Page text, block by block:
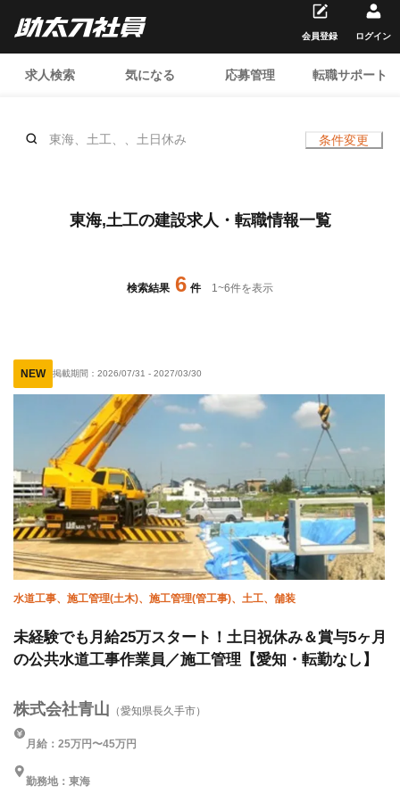
求人検索 気になる 応募管理 転職サポート
会員登録 ログイン
東海、土工、、土日休み 条件変更
東海,土工の建設求人・転職情報一覧
検索結果 6 件 1~6件を表示
NEW 掲載期間： 2026/07/31 - 2027/03/30
水道工事、施工管理(土木)、施工管理(管工事)、土工、舗装
未経験でも月給25万スタート！土日祝休み＆賞与5ヶ月
の公共水道工事作業員／施工管理【愛知・転勤なし】
株式会社青山 （愛知県長久手市）
月給：25万円〜45万円
勤務地：東海